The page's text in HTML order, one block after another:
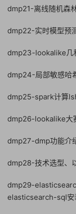
dmp21-离线随机森
dmp22-实时模型预
dmp23-lookalike几
dmp24-局部敏感哈
dmp25-spark计算
dmp26-lookalike大
dmp27-dmp功能介
dmp28-技术选型、
dmp29-
elasticsearch-sql安